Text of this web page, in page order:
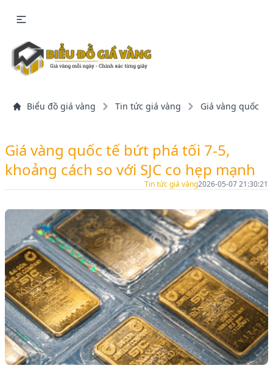
Biểu đồ giá vàng Tin tức giá vàng Giá vàng quốc tế
Giá vàng quốc tế bứt phá tối 7-5,
khoảng cách so với SJC co hẹp mạnh
Tin tức giá vàng2026-05-07 21:30:21